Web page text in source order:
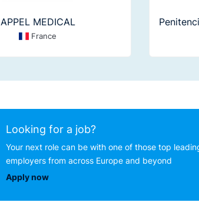
APPEL MEDICAL
France
Looking for a job?
Your next role can be with one of those top
employers from across Europe and beyond
Apply now